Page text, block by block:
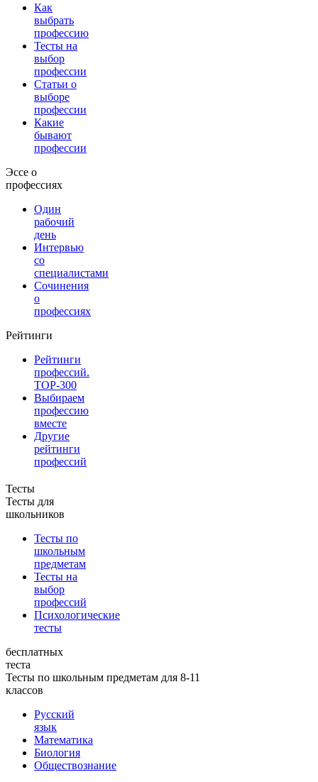
Как
выбрать
профессию
Тесты на
выбор
профессии
Статьи о
выборе
профессии
Какие
бывают
профессии
Эссе о
профессиях
Один
рабочий
день
Интервью
со
специалистами
Сочинения
о
профессиях
Рейтинги
Рейтинги
профессий.
TOP-300
Выбираем
профессию
вместе
Другие
рейтинги
профессий
Тесты
Тесты для
школьников
Тесты по
школьным
предметам
Тесты на
выбор
профессий
Психологические
тесты
бесплатных
теста
Тесты по школьным предметам для 8-11
классов
Русский
язык
Математика
Биология
Обществознание